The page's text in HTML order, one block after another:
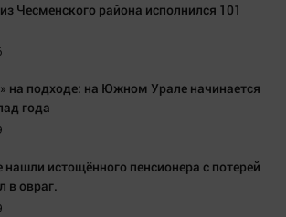
Чесменского района исполнился 101
на подходе: на Южном Урале начинается
года
истощённого пенсионера с потерей
в овраг.